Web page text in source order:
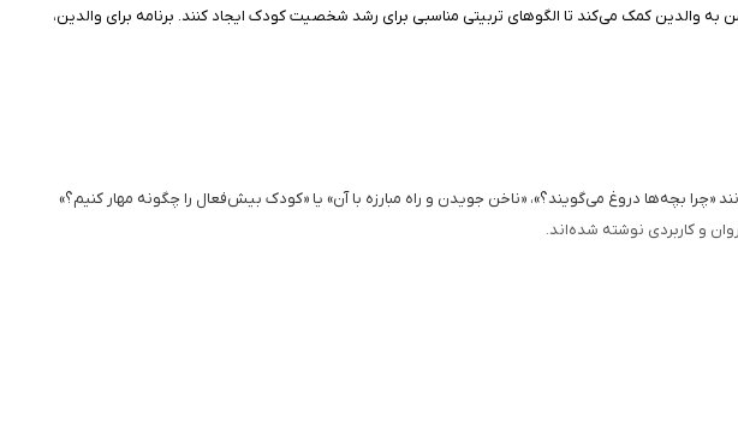
به والدین کمک می‌کند تا الگوهای تربیتی مناسبی برای رشد شخصیت کودک ایجاد کنند. برنامه برای والدین،
بچه‌ها دروغ می‌گویند؟»، «ناخن جویدن و راه مبارزه با آن» یا «کودک بیش‌فعال را چگونه مهار کنیم؟»
و کاربردی نوشته شده‌اند.